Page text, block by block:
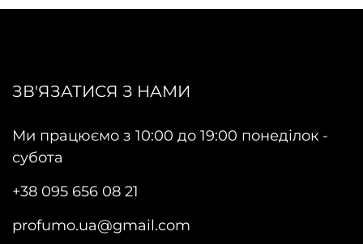
ЗВ'ЯЗАТИСЯ З НАМИ
Ми працюємо з 10:00 до 19:00 понеділок -
субота
+38 095 656 08 21
profumo.ua@gmail.com